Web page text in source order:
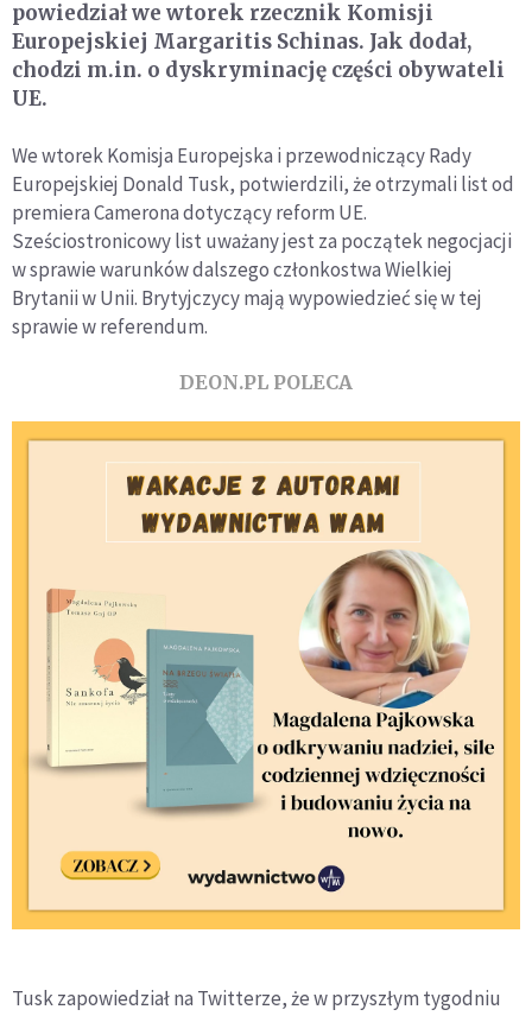
powiedział we wtorek rzecznik Komisji
Europejskiej Margaritis Schinas. Jak dodał,
chodzi m.in. o dyskryminację części obywateli
UE.
We wtorek Komisja Europejska i przewodniczący Rady
Europejskiej Donald Tusk, potwierdzili, że otrzymali list od
premiera Camerona dotyczący reform UE.
Sześciostronicowy list uważany jest za początek negocjacji
w sprawie warunków dalszego członkostwa Wielkiej
Brytanii w Unii. Brytyjczycy mają wypowiedzieć się w tej
sprawie w referendum.
DEON.PL POLECA
Tusk zapowiedział na Twitterze, że w przyszłym tygodniu